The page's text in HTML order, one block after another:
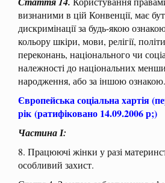
визнаними в цій Конвенції, має
дискримінації за будь-якою
кольору шкіри, мови, релігії,
переконань, національного чи
належності до національних
народження, або за іншою ознакою.
Європейська соціальна хартія
рік (ратифіковано 14.09.2006 р;)
Частина І:
8. Працюючі жінки у разі
особливий захист.